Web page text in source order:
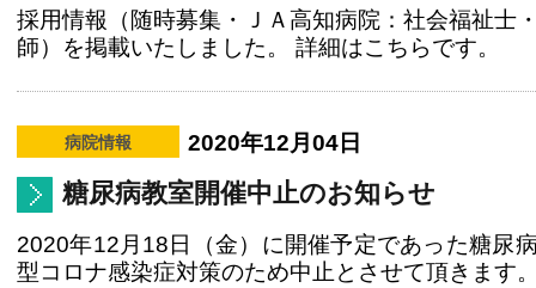
採用情報（随時募集・ＪＡ高知病院：社会福祉士
師）を掲載いたしました。 詳細はこちらです。
2020年12月04日
糖尿病教室開催中止のお知らせ
2020年12月18日（金）に開催予定であった糖尿
型コロナ感染症対策のため中止とさせて頂きます